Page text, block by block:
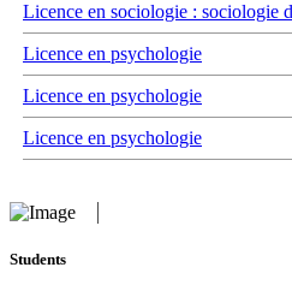
Licence en sociologie : sociologie
Licence en psychologie
Licence en psychologie
Licence en psychologie
Students